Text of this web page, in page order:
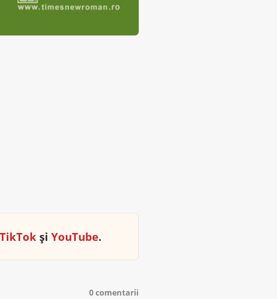
TikTok șiYouTube.
0 comentarii